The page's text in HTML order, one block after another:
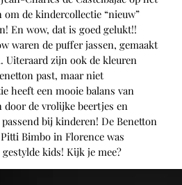
de kindercollectie “nieuw”
En wow, dat is goed gelukt!!
waren de puffer jassen, gemaakt
Uiteraard zijn ook de kleuren
past, maar niet
heeft een mooie balans van
door de vrolijke beertjes en
bij kinderen! De Benetton
Bimbo in Florence was
kids! Kijk je mee?